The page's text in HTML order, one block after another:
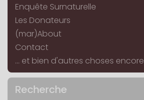
Enquête Surnaturelle
Les Donateurs
(mar)About
Contact
... et bien d'autres choses encore
Recherche